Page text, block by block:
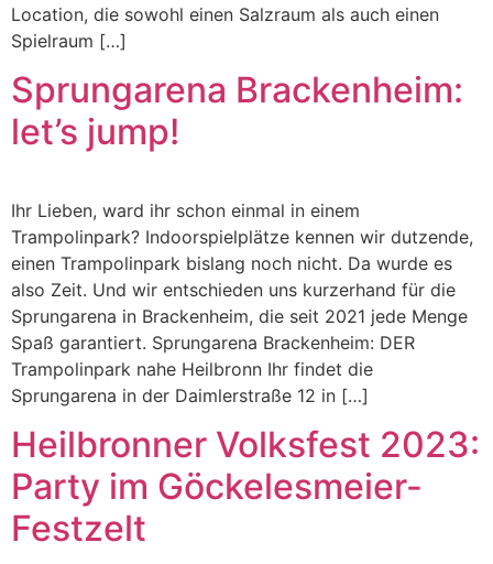
Location, die sowohl einen Salzraum als auch einen
Spielraum […]
Sprungarena Brackenheim:
let’s jump!
Ihr Lieben, ward ihr schon einmal in einem
Trampolinpark? Indoorspielplätze kennen wir dutzende,
einen Trampolinpark bislang noch nicht. Da wurde es
also Zeit. Und wir entschieden uns kurzerhand für die
Sprungarena in Brackenheim, die seit 2021 jede Menge
Spaß garantiert. Sprungarena Brackenheim: DER
Trampolinpark nahe Heilbronn Ihr findet die
Sprungarena in der Daimlerstraße 12 in […]
Heilbronner Volksfest 2023:
Party im Göckelesmeier-
Festzelt